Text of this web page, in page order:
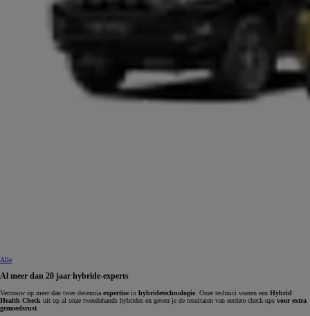
Alle
Al meer dan 20 jaar hybride-experts
Vertrouw op meer dan twee decennia expertise in hybridetechnologie . Onze technici voeren een Hybrid
Health Check uit op al onze tweedehands hybrides en geven je de resultaten van eerdere check-ups voor extra
gemoedsrust